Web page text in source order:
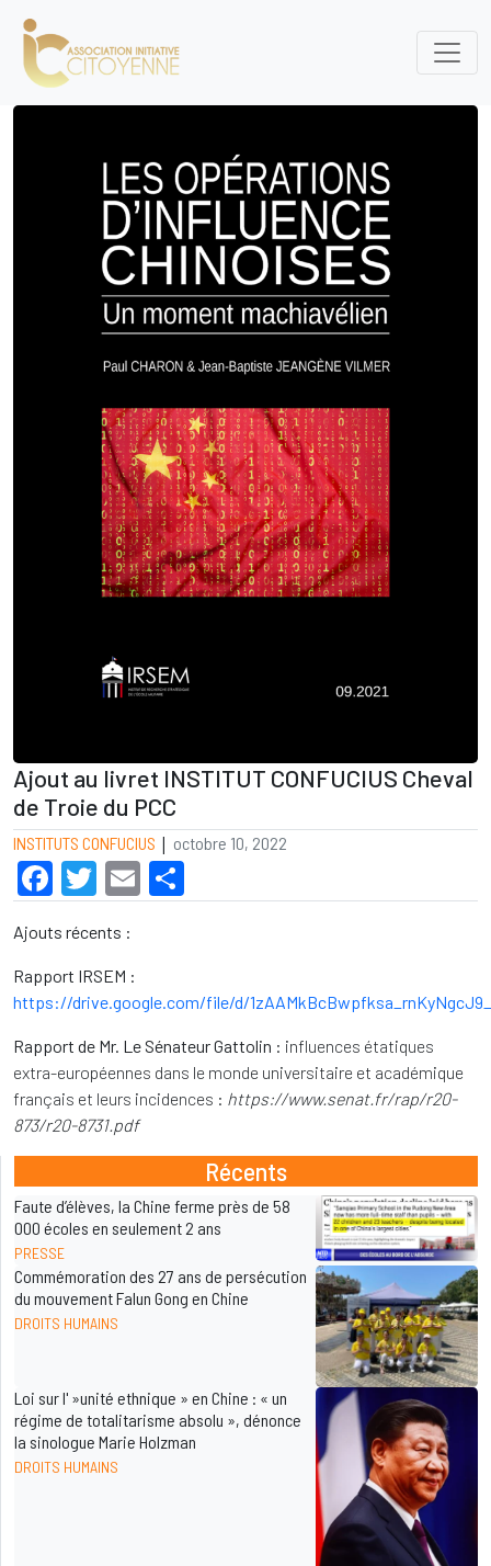
Ajout au livret INSTITUT CONFUCIUS Cheval
de Troie du PCC
INSTITUTS CONFUCIUS | octobre 10, 2022
Facebook
Twitter
Email
Ajouts récents :
Rapport IRSEM :
https://drive.google.com/file/d/
Rapport de Mr. Le Sénateur Gattolin : influences étatiques
extra-européennes dans le monde universitaire et académique
français et leurs incidences : https://www.senat.fr/rap/r20-
873/r20-8731.pdf
Récents
Faute d’élèves, la Chine ferme près de 58
000 écoles en seulement 2 ans
PRESSE
Commémoration des 27 ans de persécution
du mouvement Falun Gong en Chine
DROITS HUMAINS
Loi sur l' »unité ethnique » en Chine : « un
régime de totalitarisme absolu », dénonce
la sinologue Marie Holzman
DROITS HUMAINS